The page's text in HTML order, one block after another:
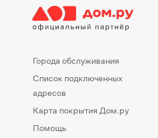
Города обслуживания
Список подключенных
адресов
Карта покрытия Дом.ру
Помощь